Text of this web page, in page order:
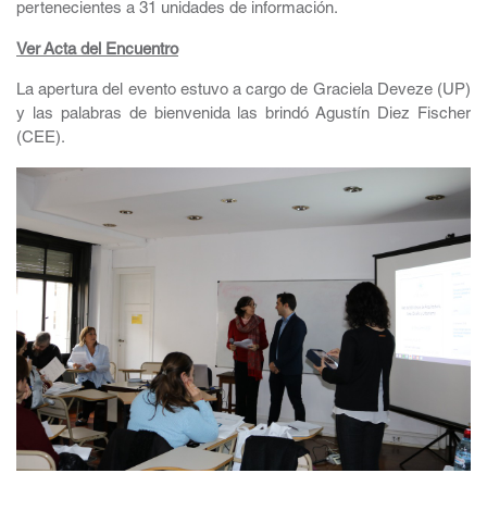
pertenecientes a 31 unidades de información.
Ver Acta del Encuentro
La apertura del evento estuvo a cargo de Graciela Deveze (UP)
y las palabras de bienvenida las brindó Agustín Diez Fischer
(CEE).